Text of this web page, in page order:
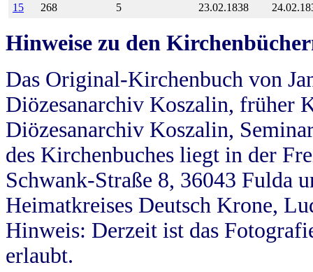
15
268 5 23.02.1838
Hinweise zu den
Das Original-Kirchenbuch von
Diözesanarchiv Koszalin, früher
Diözesanarchiv Koszalin,
des Kirchenbuches liegt in der
Schwank-Straße 8, 36043 Fulda
Heimatkreises Deutsch Krone,
Hinweis: Derzeit ist das
erlaubt.